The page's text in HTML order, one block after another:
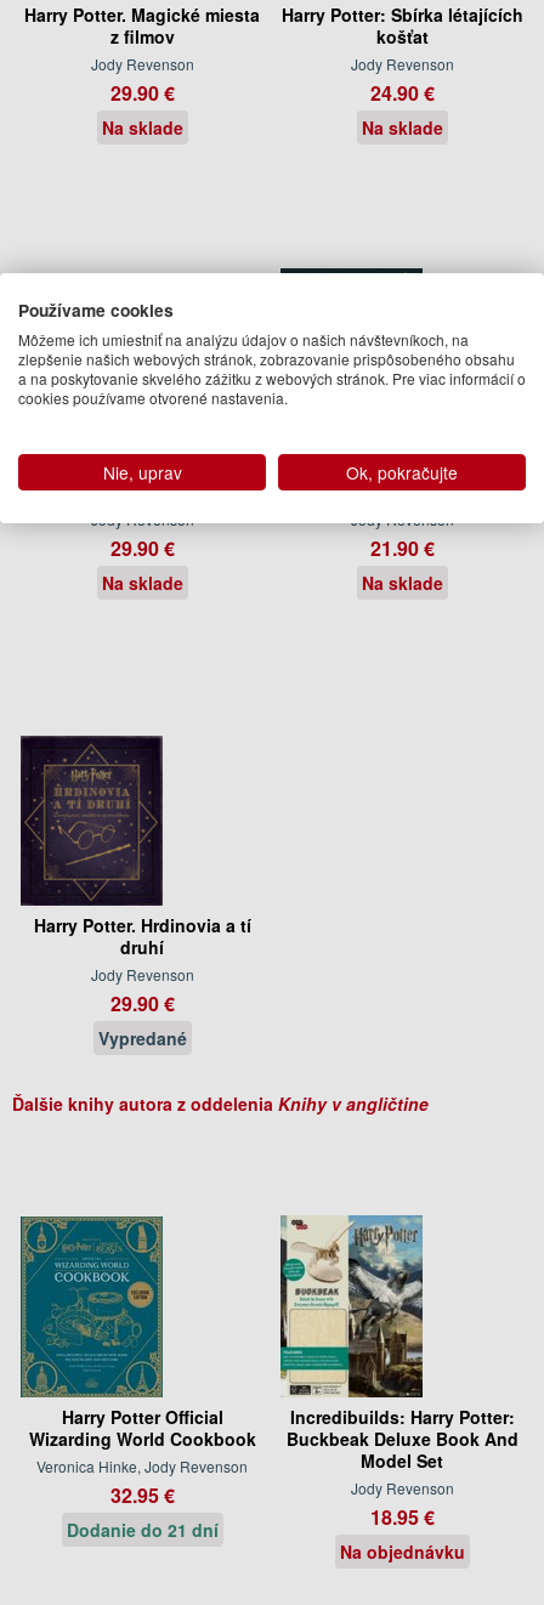
Harry Potter. Magické miesta
z filmov
Jody Revenson
29.90 €
Na sklade
Harry Potter: Sbírka létajících
košťat
Jody Revenson
24.90 €
Na sklade
Harry Potter. Rekvizity a
artefakty
Jody Revenson
29.90 €
Na sklade
Harry Potter: Hodiny
bylinkářství
Jody Revenson
21.90 €
Na sklade
Harry Potter. Hrdinovia a tí
druhí
Jody Revenson
29.90 €
Vypredané
Ďalšie knihy autora z oddelenia Knihy v angličtine
Harry Potter Official
Wizarding World Cookbook
Veronica Hinke, Jody Revenson
32.95 €
Dodanie do 21 dní
Incredibuilds: Harry Potter:
Buckbeak Deluxe Book And
Model Set
Jody Revenson
18.95 €
Na objednávku
Používame cookies
Môžeme ich umiestniť na analýzu údajov o našich návštevníkoch, na
zlepšenie našich webových stránok, zobrazovanie prispôsobeného obsahu
a na poskytovanie skvelého zážitku z webových stránok. Pre viac informácií o
cookies používame otvorené nastavenia.
Nie, uprav Ok, pokračujte